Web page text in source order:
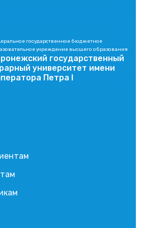
государственное бюджетное
учреждение высшего образования
государственный
университет имени
Петра I
обучения
отпуска
опрос!